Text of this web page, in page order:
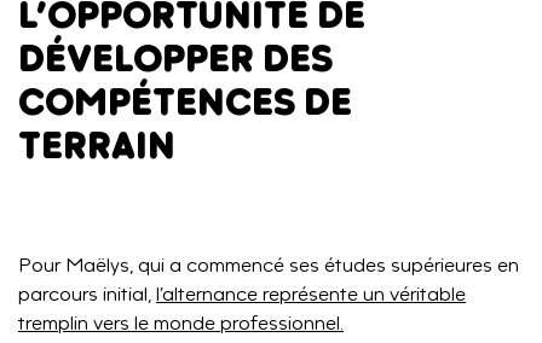
L’OPPORTUNITÉ DE
DÉVELOPPER DES
COMPÉTENCES DE
TERRAIN
Pour Maëlys, qui a commencé ses études supérieures en
parcours initial, l’alternance représente un véritable
tremplin vers le monde professionnel.